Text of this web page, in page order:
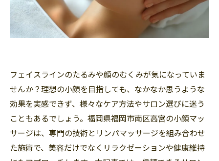
フェイスラインのたるみや顔のむくみが気になっていま
せんか？理想の小顔を目指しても、なかなか思うような
効果を実感できず、様々なケア方法やサロン選びに迷う
こともあるでしょう。福岡県福岡市南区高宮の小顔マッ
サージは、専門の技術とリンパマッサージを組み合わせ
た施術で、美容だけでなくリラクゼーションや健康維持